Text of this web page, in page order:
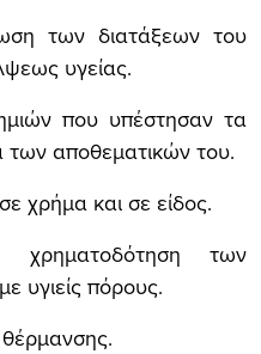
των διατάξεων του
υγείας.
που υπέστησαν τα
αποθεματικών του.
χρήμα και σε είδος.
των
υγιείς πόρους.